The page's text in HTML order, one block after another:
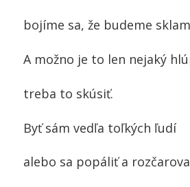
bojíme sa, že budeme
A možno je to len nejaký
treba to skúsiť.
Byť sám vedľa toľkých ľudí
alebo sa popáliť a